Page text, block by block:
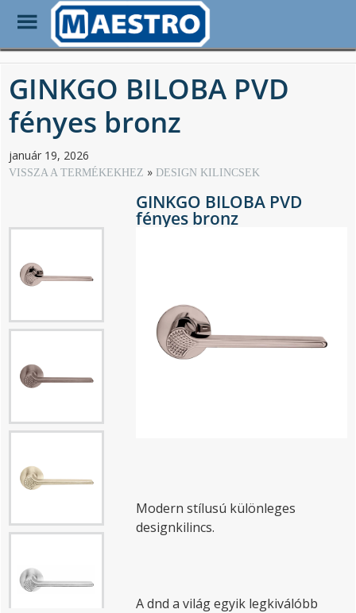
Skip
main
Toggle
Menu
GINKGO BILOBA PVD
fényes bronz
január 19, 2026
VISSZA A TERMÉKEKHEZ DESIGN KILINCSEK
GINKGO BILOBA PVD
fényes bronz
Modern stílusú különleges
designkilincs.
A dnd a világ egyik legkiválóbb